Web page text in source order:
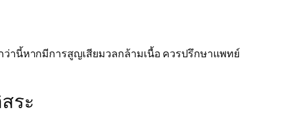
านี้หากมีการสูญเสียมวลกล้ามเนื้อ ควรปรึกษาแพทย์
ระ